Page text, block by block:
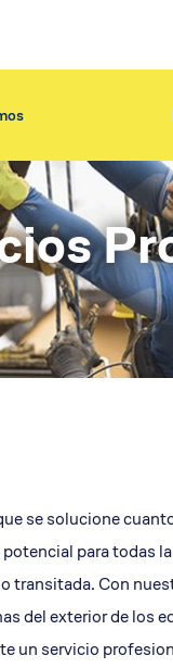
se solucione
para todas
transitada. Con
del exterior de los
un servicio